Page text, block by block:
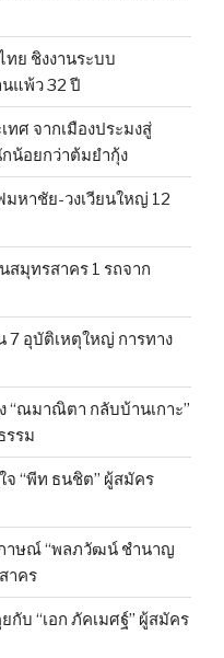
ทย ชิงงานระบบ
แพ้ว 32 ปี
ศ จากเมืองประมงสู่
น้อยกว่าต้มยำกุ้ง
หาชัย-วงเวียนใหญ่ 12
สมุทรสาคร 1 รถจาก
7 อุบัติเหตุใหญ่ การทาง
“ณมาณิตา กลับบ้านเกาะ”
รรม
จ “พีท ธนชิต” ผู้สมัคร
ภาษณ์ “พลภวัฒน์ ชำนาญ
าคร
กับ “เอก ภัคเมศฐ์” ผู้สมัคร